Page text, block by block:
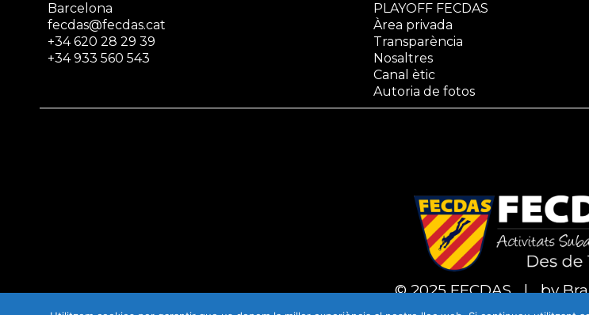
Barcelona
fecdas@fecdas.cat
+34 620 28 29 39
+34 933 560 543
PLAYOFF FECDAS
Àrea privada
Transparència
Nosaltres
Canal ètic
Autoria de fotos
© 2025 FECDAS | by